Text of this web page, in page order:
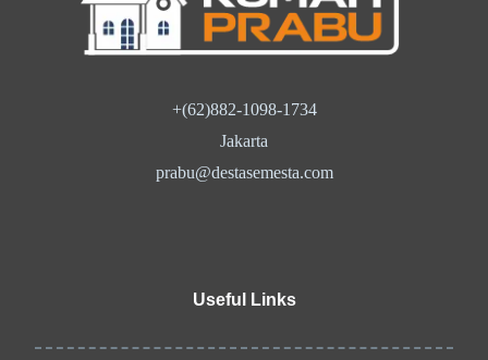
+(62)882-1098-1734
Jakarta
prabu@destasemesta.com
Useful Links